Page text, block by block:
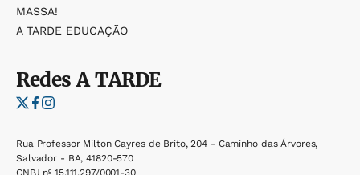
MASSA!
A TARDE EDUCAÇÃO
RedesA TARDE
Rua Professor Milton Cayres de Brito, 204 - Caminho das Árvores,
Salvador - BA, 41820-570
CNPJ nº 15.111.297/0001-30